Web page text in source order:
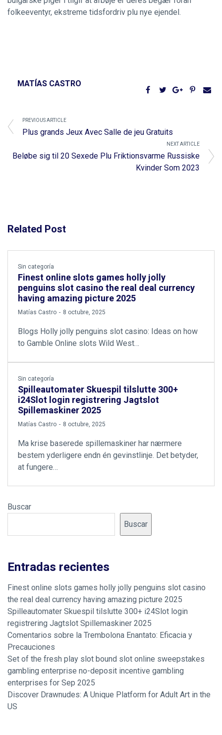
folkeeventyr, ekstreme tidsfordriv plu nye ejendel.
MATÍAS CASTRO
PREVIOUS ARTICLE
Plus grands Jeux Avec Salle de jeu Gratuits
NEXT ARTICLE
Beløbe sig til 20 Sexede Plu Friktionsvarme Russiske
Kvinder Som 2023
Related Post
Sin categoría
Finest online slots games holly jolly
penguins slot casino the real deal currency
having amazing picture 2025
by
Matías Castro 8 octubre, 2025
Blogs Holly jolly penguins slot casino: Ideas on how
to Gamble Online slots Wild West…
Sin categoría
Spilleautomater Skuespil tilslutte 300+
i24Slot login registrering Jagtslot
Spillemaskiner 2025
by
Matías Castro 8 octubre, 2025
Ma krise baserede spillemaskiner har nærmere
bestem yderligere endn én gevinstlinje. Det betyder,
at fungere…
Buscar
Buscar
Entradas recientes
Finest online slots games holly jolly penguins slot casino
the real deal currency having amazing picture 2025
Spilleautomater Skuespil tilslutte 300+ i24Slot login
registrering Jagtslot Spillemaskiner 2025
Comentarios sobre la Trembolona Enantato: Eficacia y
Precauciones
Set of the fresh play slot bound slot online sweepstakes
gambling enterprise no-deposit incentive gambling
enterprises for Sep 2025
Discover Drawnudes: A Unique Platform for Adult Art in the
US